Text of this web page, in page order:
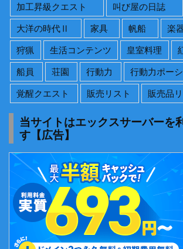
加工昇級クエスト
叫び屋の日誌
大洋の時代Ⅱ
家具 帆船 楽
狩猟
生活コンテンツ 皇室料理
船員
荘園 行動力 行動力ポー
覚醒クエスト
販売リスト 販売品
当サイトはエックスサーバーを
す【広告】